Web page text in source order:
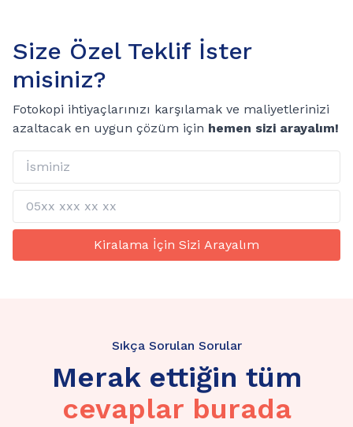
Size Özel Teklif İster
misiniz?
Fotokopi ihtiyaçlarınızı karşılamak ve maliyetlerinizi
azaltacak en uygun çözüm için hemen sizi arayalım!
Kiralama İçin Sizi Arayalım
Sıkça Sorulan Sorular
Merak ettiğin tüm
cevaplar burada